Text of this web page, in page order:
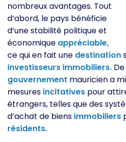
nombreux avantages. Tout
d’abord, le pays bénéficie
d’une stabilité politique et
économique appréciable,
ce qui en fait une destination
investisseurs immobiliers.
gouvernement mauricien a
mesures incitatives pour
étrangers, telles que des
d’achat de biens immobiliers
résidents.